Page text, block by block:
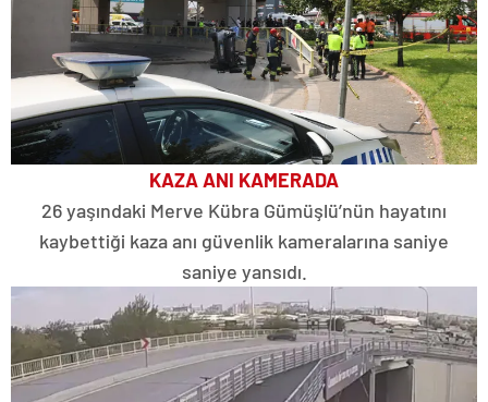
KAZA ANI KAMERADA
26 yaşındaki Merve Kübra Gümüşlü’nün hayatını
kaybettiği kaza anı güvenlik kameralarına saniye
saniye yansıdı.